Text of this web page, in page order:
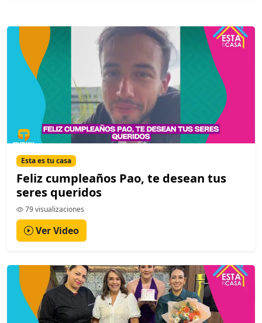
Esta es tu casa
Feliz cumpleaños Pao, te desean tus
seres queridos
79 visualizaciones
Ver Video